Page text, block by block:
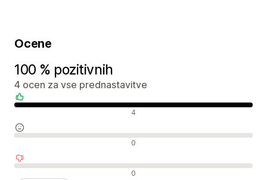
Ocene
100 % pozitivnih
4 ocen za vse prednastavitve
4
0
0